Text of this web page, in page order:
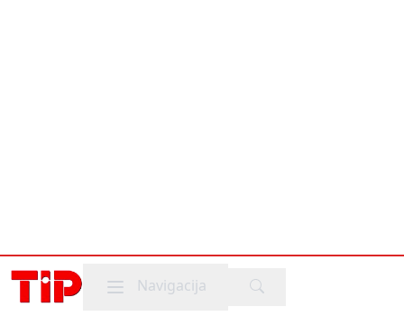
Mobile menu
Navigacija